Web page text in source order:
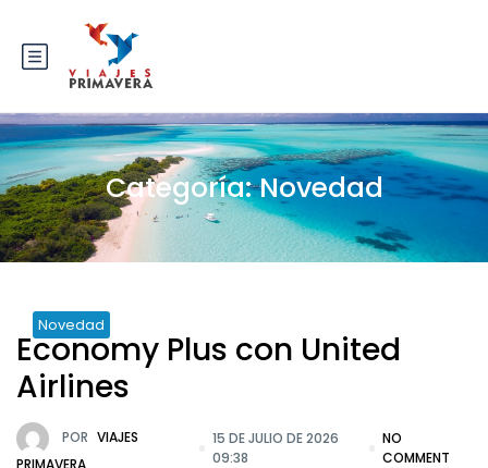
Categoría:Novedad
Novedad
Economy Plus con United
Airlines
POR VIAJES
PRIMAVERA
15 DE JULIO DE 2026
09:38
NO
COMMENT